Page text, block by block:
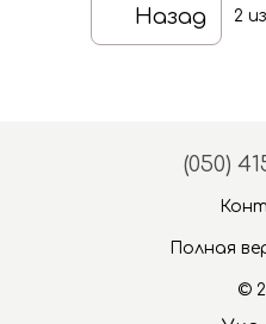
Назад 2
(050)
Полная
©